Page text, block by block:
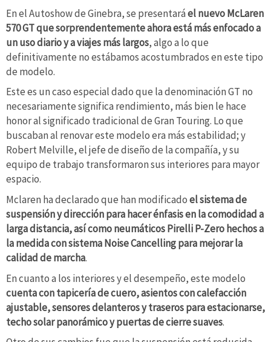
En el Autoshow de Ginebra, se presentaráel nuevo McLaren
570 GT que sorprendentemente ahora está más enfocado a
un uso diario y a viajes más largos, algo a lo que
definitivamente no estábamos acostumbrados en este tipo
de modelo.
Este es un caso especial dado que la denominación GT no
necesariamente significa rendimiento, más bien le hace
honor al significado tradicional de Gran Touring. Lo que
buscaban al renovar este modelo era más estabilidad; y
Robert Melville, el jefe de diseño de la compañía, y su
equipo de trabajo transformaron sus interiores para mayor
espacio.
Mclaren ha declarado que han modificadoel sistema de
suspensión y dirección para hacer énfasis en la comodidad a
larga distancia, así como neumáticos Pirelli P-Zero hechos a
la medida con sistema Noise Cancelling para mejorar la
calidad de marcha.
En cuanto a los interiores y el desempeño, este modelo
cuenta con tapicería de cuero, asientos con calefacción
ajustable, sensores delanteros y traseros para estacionarse,
techo solar panorámico y puertas de cierre suaves.